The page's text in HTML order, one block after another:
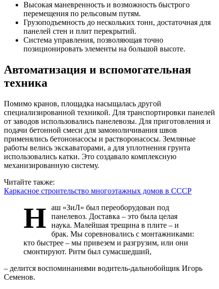
Высокая маневренность и возможность быстрого
перемещения по рельсовым путям.
Грузоподъемность до нескольких тонн, достаточная для
панелей стен и плит перекрытий.
Система управления, позволяющая точно
позиционировать элементы на большой высоте.
Автоматизация и вспомогательная
техника
Помимо кранов, площадка насыщалась другой
специализированной техникой. Для транспортировки панелей
от заводов использовались панелевозы. Для приготовления и
подачи бетонной смеси для замоноличивания швов
применялись бетононасосы и растворонасосы. Земляные
работы велись экскаваторами, а для уплотнения грунта
использовались катки. Это создавало комплексную
механизированную систему.
Читайте также:
Каркасное строительство многоэтажных домов в СССР
Н
аш «ЗиЛ» был переоборудован под
панелевоз. Доставка – это была целая
наука. Малейшая трещина в плите – и
брак. Мы соревновались с монтажниками:
кто быстрее – мы привезем и разгрузим, или они
смонтируют. Ритм был сумасшедший,
– делится воспоминаниями водитель-дальнобойщик Игорь
Семенов.